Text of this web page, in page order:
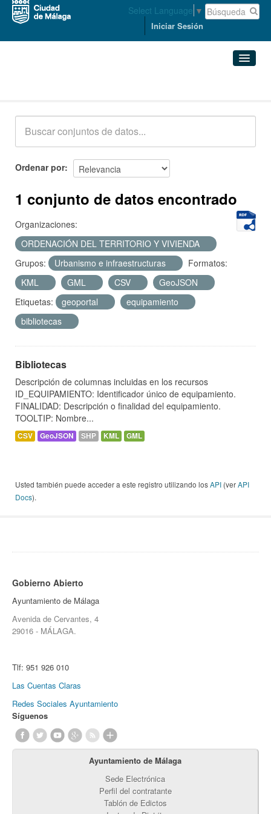
Select Language ▼
Iniciar Sesión
Acerca de
Ordenar por
1 conjunto de datos encontrado
Organizaciones:
ORDENACIÓN DEL TERRITORIO Y VIVIENDA
Grupos:
Urbanismo e infraestructuras
Formatos:
KML
GML CSV
GeoJSON
Etiquetas:
geoportal
equipamiento
bibliotecas
Bibliotecas
Descripción de columnas incluidas en los recursos
ID_EQUIPAMIENTO: Identificador único de equipamiento.
FINALIDAD: Descripción o finalidad del equipamiento.
TOOLTIP: Nombre...
CSV GeoJSON SHP KML GML
Usted también puede acceder a este registro utilizando losAPI (verAPI
Docs).
Gobierno Abierto
Ayuntamiento de Málaga
Avenida de Cervantes, 4
29016 - MÁLAGA.
Tlf: 951 926 010
Las Cuentas Claras
Redes Sociales Ayuntamiento
Síguenos
Ayuntamiento de Málaga
Sede Electrónica
Perfil del contratante
Tablón de Edictos